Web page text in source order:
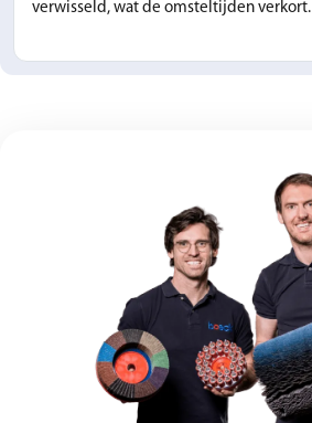
verwisseld, wat de omsteltijden verkort.